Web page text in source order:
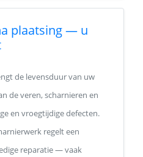
plaatsing — u
de levensduur van uw
de veren, scharnieren en
en vroegtijdige defecten.
regelt een
reparatie — vaak